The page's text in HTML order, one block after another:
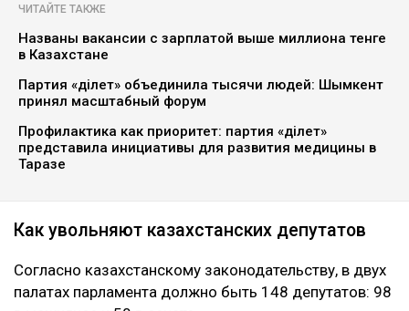
ЧИТАЙТЕ ТАКЖЕ
Названы вакансии с зарплатой выше миллиона тенге
в Казахстане
Партия «Әділет» объединила тысячи людей: Шымкент
принял масштабный форум
Профилактика как приоритет: партия «Әділет»
представила инициативы для развития медицины в
Таразе
Как увольняют казахстанских депутатов
Согласно казахстанскому законодательству, в двух
палатах парламента должно быть 148 депутатов: 98